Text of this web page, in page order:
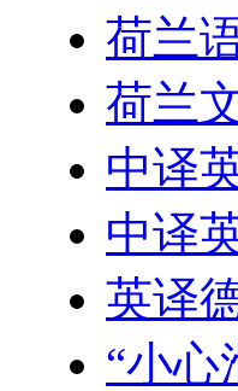
荷兰
荷兰
中译
中译
英译
“小心